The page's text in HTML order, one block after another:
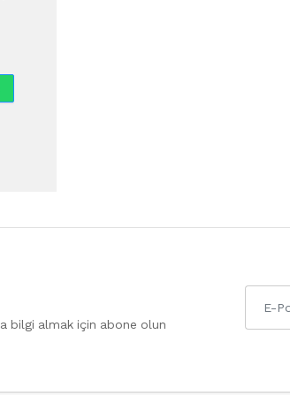
bilgi almak için abone olun